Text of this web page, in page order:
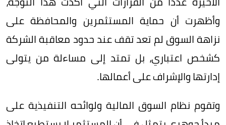
وأظهرت أن حماية المستثمرين والمحافظة على
نزاهة السوق لم تعد تقف عند حدود معاقبة الشركة
كشخص اعتباري، بل تمتد إلى مساءلة من يتولى
إدارتها والإشراف على أعمالها.
وتقوم نظام السوق المالية ولوائحه التنفيذية على